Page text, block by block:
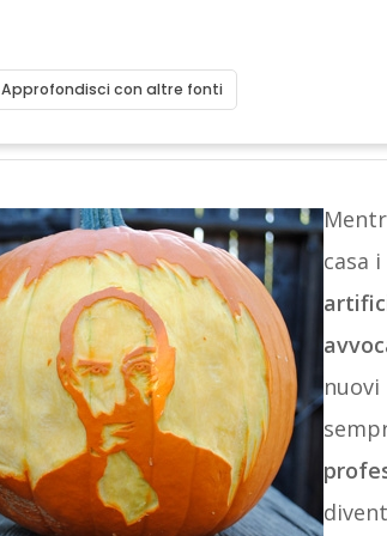
Approfondisci con altre fonti
casa i
nuovi